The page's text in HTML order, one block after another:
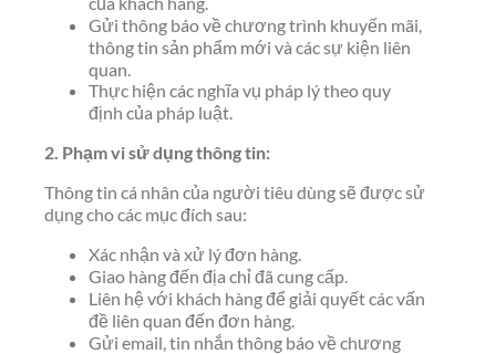
Gửi thông báo về chương trình khuyến mãi,
thông tin sản phẩm mới và các sự kiện liên
quan.
Thực hiện các nghĩa vụ pháp lý theo quy
định của pháp luật.
2. Phạm vi sử dụng thông tin:
Thông tin cá nhân của người tiêu dùng sẽ được sử
dụng cho các mục đích sau:
Xác nhận và xử lý đơn hàng.
Giao hàng đến địa chỉ đã cung cấp.
Liên hệ với khách hàng để giải quyết các vấn
đề liên quan đến đơn hàng.
Gửi email, tin nhắn thông báo về chương